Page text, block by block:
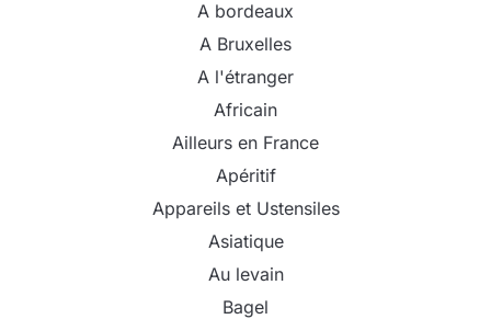
A bordeaux
A Bruxelles
A l'étranger
Africain
Ailleurs en France
Apéritif
Appareils et Ustensiles
Asiatique
Au levain
Bagel